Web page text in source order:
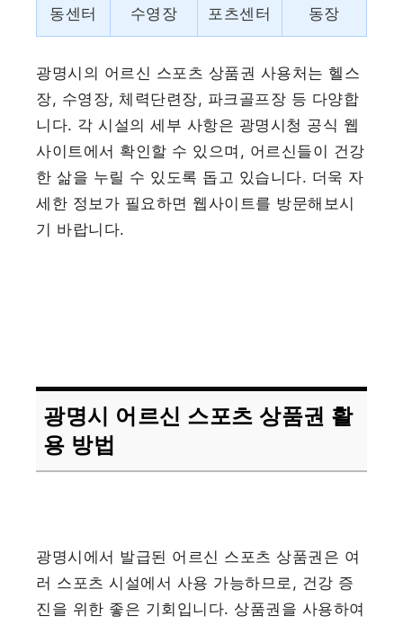
동센터
수영장
포츠센터
동장
광명시의 어르신 스포츠 상품권 사용처는 헬스
장, 수영장, 체력단련장, 파크골프장 등 다양합
니다. 각 시설의 세부 사항은 광명시청 공식 웹
사이트에서 확인할 수 있으며, 어르신들이 건강
한 삶을 누릴 수 있도록 돕고 있습니다. 더욱 자
세한 정보가 필요하면 웹사이트를 방문해보시
기 바랍니다.
광명시 어르신 스포츠 상품권 활
용 방법
광명시에서 발급된 어르신 스포츠 상품권은 여
러 스포츠 시설에서 사용 가능하므로, 건강 증
진을 위한 좋은 기회입니다. 상품권을 사용하여